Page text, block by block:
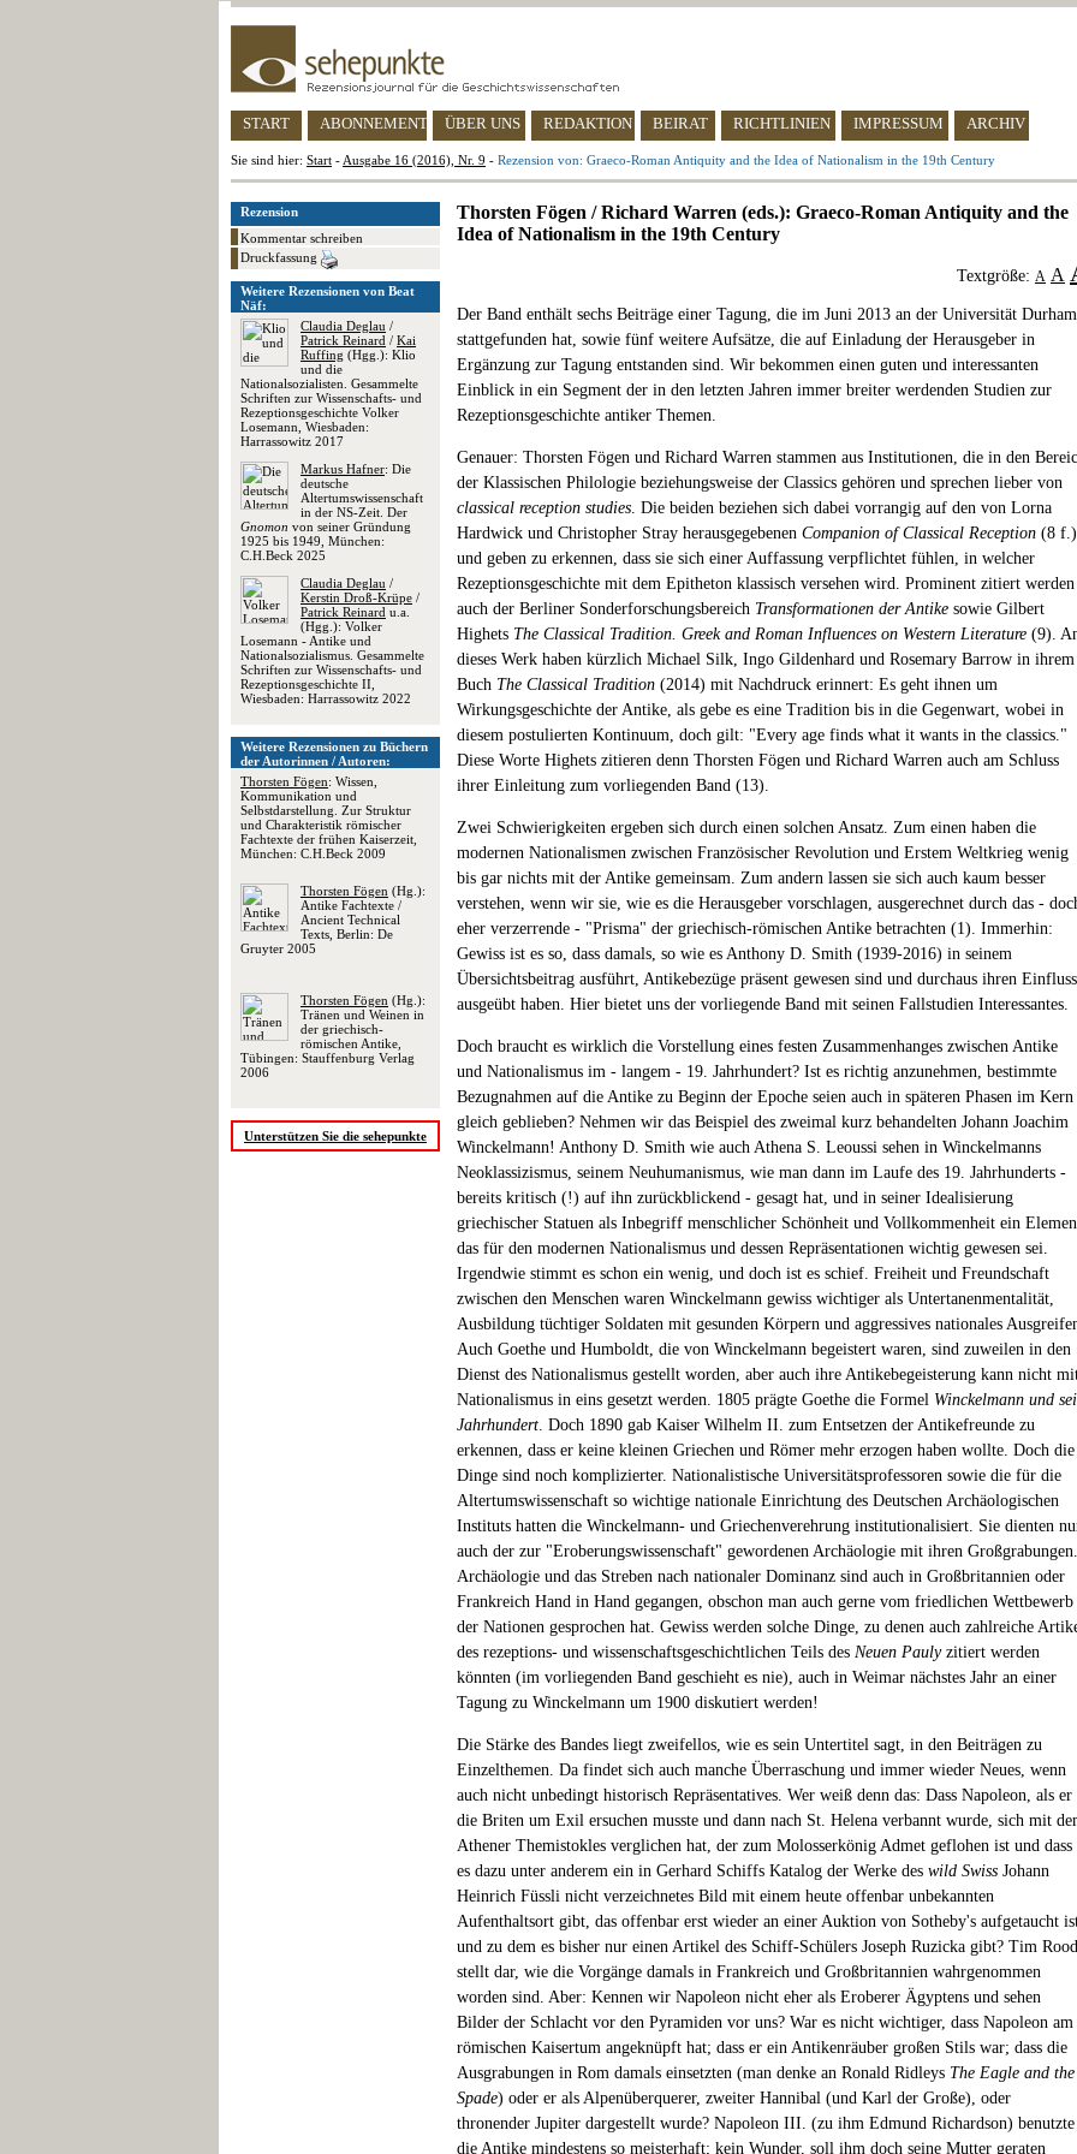
START ABONNEMENT ÜBER UNS REDAKTION BEIRAT RICHTLINIEN IMPRESSUM ARCHIV
Sie sind hier: Start - Ausgabe 16 (2016), Nr. 9 - Rezension von: Graeco-Roman Antiquity and the Idea of Nationalism in the 19th Century
Rezension
Kommentar schreiben
Druckfassung
Weitere Rezensionen von Beat
Näf:
Claudia Deglau /
Patrick Reinard / Kai
Ruffing (Hgg.): Klio
und die
Nationalsozialisten. Gesammelte
Schriften zur Wissenschafts- und
Rezeptionsgeschichte Volker
Losemann, Wiesbaden:
Harrassowitz 2017
Markus Hafner: Die
deutsche
Altertumswissenschaft
in der NS-Zeit. Der
Gnomon von seiner Gründung
1925 bis 1949, München:
C.H.Beck 2025
Claudia Deglau /
Kerstin Droß-Krüpe /
Patrick Reinard u.a.
(Hgg.): Volker
Losemann - Antike und
Nationalsozialismus. Gesammelte
Schriften zur Wissenschafts- und
Rezeptionsgeschichte II,
Wiesbaden: Harrassowitz 2022
Weitere Rezensionen zu Büchern
der Autorinnen / Autoren:
Thorsten Fögen: Wissen,
Kommunikation und
Selbstdarstellung. Zur Struktur
und Charakteristik römischer
Fachtexte der frühen Kaiserzeit,
München: C.H.Beck 2009
Thorsten Fögen (Hg.):
Antike Fachtexte /
Ancient Technical
Texts, Berlin: De
Gruyter 2005
Thorsten Fögen (Hg.):
Tränen und Weinen in
der griechisch-
römischen Antike,
Tübingen: Stauffenburg Verlag
2006
Unterstützen Sie die sehepunkte
Thorsten Fögen / Richard Warren (eds.): Graeco-Roman Antiquity and the
Idea of Nationalism in the 19th Century
Textgröße: A A
Der Band enthält sechs Beiträge einer Tagung, die im Juni 2013 an der Universität Durham
stattgefunden hat, sowie fünf weitere Aufsätze, die auf Einladung der Herausgeber in
Ergänzung zur Tagung entstanden sind. Wir bekommen einen guten und interessanten
Einblick in ein Segment der in den letzten Jahren immer breiter werdenden Studien zur
Rezeptionsgeschichte antiker Themen.
Genauer: Thorsten Fögen und Richard Warren stammen aus Institutionen, die in den
der Klassischen Philologie beziehungsweise der Classics gehören und sprechen lieber von
classical reception studies. Die beiden beziehen sich dabei vorrangig auf den von Lorna
Hardwick und Christopher Stray herausgegebenen Companion of Classical Reception (8 f.)
und geben zu erkennen, dass sie sich einer Auffassung verpflichtet fühlen, in welcher
Rezeptionsgeschichte mit dem Epitheton klassisch versehen wird. Prominent zitiert werden
auch der Berliner Sonderforschungsbereich Transformationen der Antike sowie Gilbert
Highets The Classical Tradition. Greek and Roman Influences on Western Literature (9).
dieses Werk haben kürzlich Michael Silk, Ingo Gildenhard und Rosemary Barrow in ihrem
Buch The Classical Tradition (2014) mit Nachdruck erinnert: Es geht ihnen um
Wirkungsgeschichte der Antike, als gebe es eine Tradition bis in die Gegenwart, wobei in
diesem postulierten Kontinuum, doch gilt: "Every age finds what it wants in the classics."
Diese Worte Highets zitieren denn Thorsten Fögen und Richard Warren auch am Schluss
ihrer Einleitung zum vorliegenden Band (13).
Zwei Schwierigkeiten ergeben sich durch einen solchen Ansatz. Zum einen haben die
modernen Nationalismen zwischen Französischer Revolution und Erstem Weltkrieg wenig
bis gar nichts mit der Antike gemeinsam. Zum andern lassen sie sich auch kaum besser
verstehen, wenn wir sie, wie es die Herausgeber vorschlagen, ausgerechnet durch das -
eher verzerrende - "Prisma" der griechisch-römischen Antike betrachten (1). Immerhin:
Gewiss ist es so, dass damals, so wie es Anthony D. Smith (1939-2016) in seinem
Übersichtsbeitrag ausführt, Antikebezüge präsent gewesen sind und durchaus ihren Einfluss
ausgeübt haben. Hier bietet uns der vorliegende Band mit seinen Fallstudien Interessantes.
Doch braucht es wirklich die Vorstellung eines festen Zusammenhanges zwischen Antike
und Nationalismus im - langem - 19. Jahrhundert? Ist es richtig anzunehmen, bestimmte
Bezugnahmen auf die Antike zu Beginn der Epoche seien auch in späteren Phasen im Kern
gleich geblieben? Nehmen wir das Beispiel des zweimal kurz behandelten Johann Joachim
Winckelmann! Anthony D. Smith wie auch Athena S. Leoussi sehen in Winckelmanns
Neoklassizismus, seinem Neuhumanismus, wie man dann im Laufe des 19. Jahrhunderts -
bereits kritisch (!) auf ihn zurückblickend - gesagt hat, und in seiner Idealisierung
griechischer Statuen als Inbegriff menschlicher Schönheit und Vollkommenheit ein
das für den modernen Nationalismus und dessen Repräsentationen wichtig gewesen sei.
Irgendwie stimmt es schon ein wenig, und doch ist es schief. Freiheit und Freundschaft
zwischen den Menschen waren Winckelmann gewiss wichtiger als Untertanenmentalität,
Ausbildung tüchtiger Soldaten mit gesunden Körpern und aggressives nationales
Auch Goethe und Humboldt, die von Winckelmann begeistert waren, sind zuweilen in den
Dienst des Nationalismus gestellt worden, aber auch ihre Antikebegeisterung kann nicht
Nationalismus in eins gesetzt werden. 1805 prägte Goethe die Formel Winckelmann und
Jahrhundert. Doch 1890 gab Kaiser Wilhelm II. zum Entsetzen der Antikefreunde zu
erkennen, dass er keine kleinen Griechen und Römer mehr erzogen haben wollte. Doch die
Dinge sind noch komplizierter. Nationalistische Universitätsprofessoren sowie die für die
Altertumswissenschaft so wichtige nationale Einrichtung des Deutschen Archäologischen
Instituts hatten die Winckelmann- und Griechenverehrung institutionalisiert. Sie dienten
auch der zur "Eroberungswissenschaft" gewordenen Archäologie mit ihren Großgrabungen.
Archäologie und das Streben nach nationaler Dominanz sind auch in Großbritannien oder
Frankreich Hand in Hand gegangen, obschon man auch gerne vom friedlichen Wettbewerb
der Nationen gesprochen hat. Gewiss werden solche Dinge, zu denen auch zahlreiche
des rezeptions- und wissenschaftsgeschichtlichen Teils des Neuen Paulyzitiert werden
könnten (im vorliegenden Band geschieht es nie), auch in Weimar nächstes Jahr an einer
Tagung zu Winckelmann um 1900 diskutiert werden!
Die Stärke des Bandes liegt zweifellos, wie es sein Untertitel sagt, in den Beiträgen zu
Einzelthemen. Da findet sich auch manche Überraschung und immer wieder Neues, wenn
auch nicht unbedingt historisch Repräsentatives. Wer weiß denn das: Dass Napoleon, als er
die Briten um Exil ersuchen musste und dann nach St. Helena verbannt wurde, sich mit
Athener Themistokles verglichen hat, der zum Molosserkönig Admet geflohen ist und dass
es dazu unter anderem ein in Gerhard Schiffs Katalog der Werke des wild Swiss Johann
Heinrich Füssli nicht verzeichnetes Bild mit einem heute offenbar unbekannten
Aufenthaltsort gibt, das offenbar erst wieder an einer Auktion von Sotheby's aufgetaucht
und zu dem es bisher nur einen Artikel des Schiff-Schülers Joseph Ruzicka gibt? Tim Rood
stellt dar, wie die Vorgänge damals in Frankreich und Großbritannien wahrgenommen
worden sind. Aber: Kennen wir Napoleon nicht eher als Eroberer Ägyptens und sehen
Bilder der Schlacht vor den Pyramiden vor uns? War es nicht wichtiger, dass Napoleon am
römischen Kaisertum angeknüpft hat; dass er ein Antikenräuber großen Stils war; dass die
Ausgrabungen in Rom damals einsetzten (man denke an Ronald Ridleys The Eagle and the
Spade) oder er als Alpenüberquerer, zweiter Hannibal (und Karl der Große), oder
thronender Jupiter dargestellt wurde? Napoleon III. (zu ihm Edmund Richardson) benutzte
die Antike mindestens so meisterhaft; kein Wunder, soll ihm doch seine Mutter geraten